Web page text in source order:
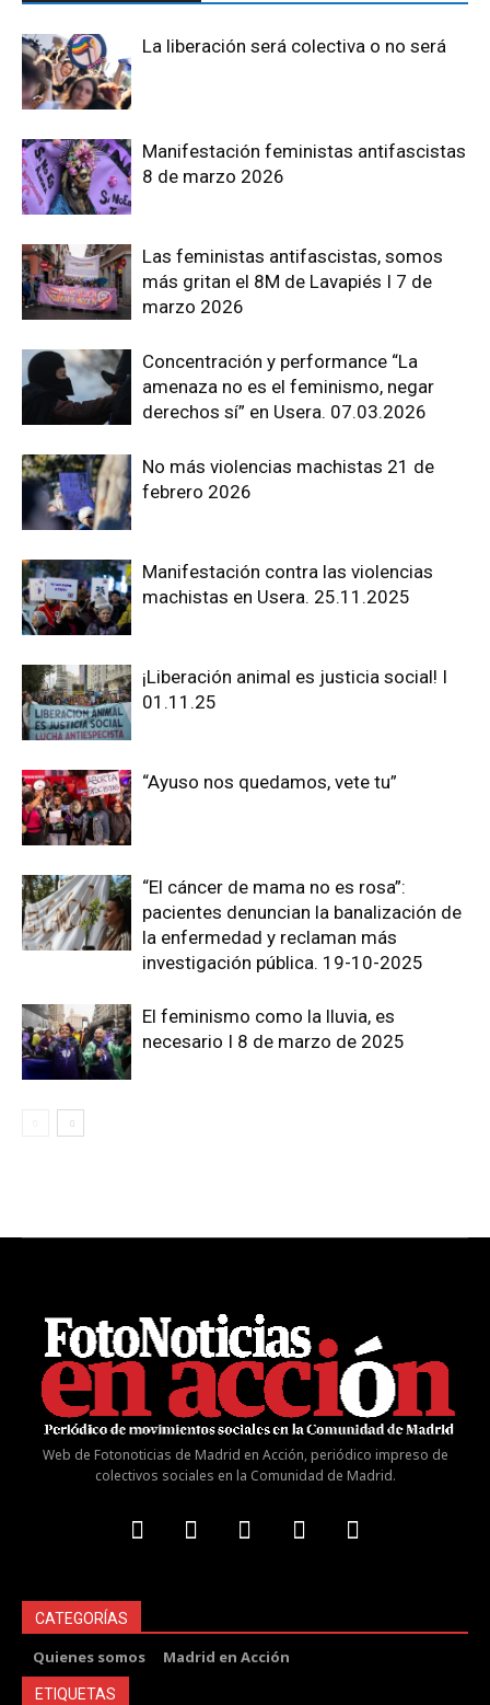
La liberación será colectiva o no será
Manifestación feministas antifascistas
8 de marzo 2026
Las feministas antifascistas, somos
más gritan el 8M de Lavapiés I 7 de
marzo 2026
Concentración y performance “La
amenaza no es el feminismo, negar
derechos sí” en Usera. 07.03.2026
No más violencias machistas 21 de
febrero 2026
Manifestación contra las violencias
machistas en Usera. 25.11.2025
¡Liberación animal es justicia social! I
01.11.25
“Ayuso nos quedamos, vete tu”
“El cáncer de mama no es rosa”:
pacientes denuncian la banalización de
la enfermedad y reclaman más
investigación pública. 19-10-2025
El feminismo como la lluvia, es
necesario I 8 de marzo de 2025
Web de Fotonoticias de Madrid en Acción, periódico impreso de
colectivos sociales en la Comunidad de Madrid.
CATEGORÍAS
Quienes somos Madrid en Acción
ETIQUETAS